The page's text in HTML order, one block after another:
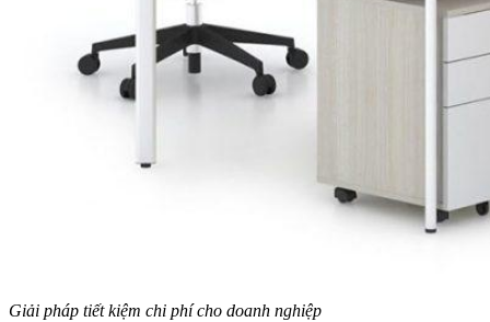
Giải pháp tiết kiệm chi phí cho doanh nghiệp